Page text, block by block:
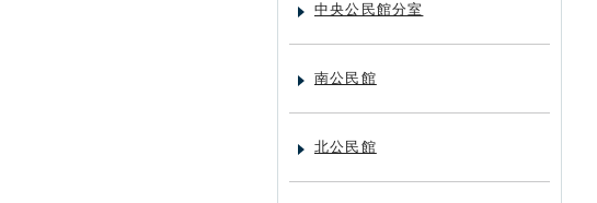
中央公民館分室
南公民館
北公民館